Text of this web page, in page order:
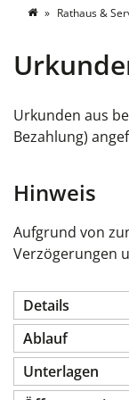
Rathaus &
Urkunden aus
Bezahlung)
Hinweis
Aufgrund von
Verzögerungen
Details
Ablauf
Unterlagen